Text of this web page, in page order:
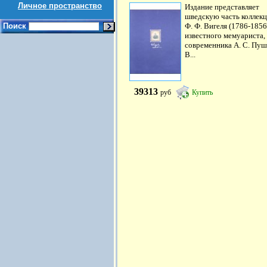
Личное пространство
Поиск
Издание представляет
шведскую часть
Ф. Ф. Вигеля (1786-
известного мемуариста,
современника А. С.
В...
39313 руб Купить